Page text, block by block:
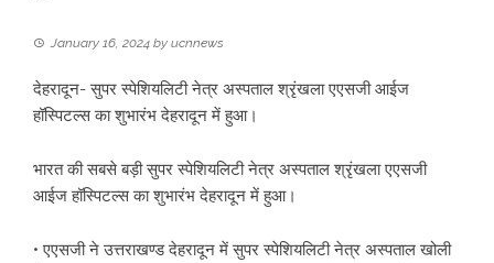
January 16, 2024 by ucnnews
देहरादून- सुपर स्पेशियलिटी नेत्र अस्पताल श्रृंखला एएसजी आईज
हॉस्पिटल्स का शुभारंभ देहरादून में हुआ।
भारत की सबसे बड़ी सुपर स्पेशियलिटी नेत्र अस्पताल श्रृंखला एएसजी
आईज हॉस्पिटल्स का शुभारंभ देहरादून में हुआ।
• एएसजी ने उत्तराखण्ड देहरादून में सुपर स्पेशियलिटी नेत्र अस्पताल खोली